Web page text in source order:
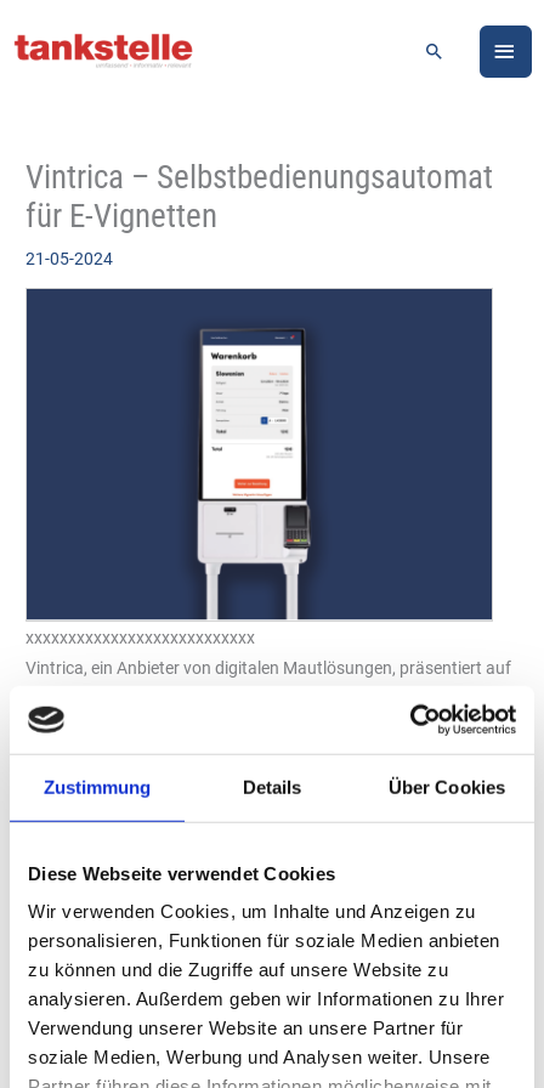
Zustimmung Details Über Cookies
Diese Webseite verwendet Cookies
Wir verwenden Cookies, um Inhalte und Anzeigen zu
personalisieren, Funktionen für soziale Medien anbieten
zu können und die Zugriffe auf unsere Website zu
analysieren. Außerdem geben wir Informationen zu Ihrer
Verwendung unserer Website an unsere Partner für
soziale Medien, Werbung und Analysen weiter. Unsere
Inhalt
Suchen
Vintrica – Selbstbedienungsautomat
für E-Vignetten
21-05-2024
xxxxxxxxxxxxxxxxxxxxxxxxxxx
Vintrica, ein Anbieter von digitalen Mautlösungen, präsentiert auf
Vignette Self-Service Kiosk zum Kauf von E-Vignetten. Als Maut-
Portal für Europas Autobahnen erweitert Vintrica damit die
Optionen für Autofahrer zum Entrichten der Gebühren.
Traditionelle Klebevignetten, die üblicherweise kurz vor
Autobahnen – büßen dadurch Kundschaft ein. Der neue Vintrica
E-Vignette Kiosk will zeigen, wie Tankstellen von der
Digitalisierung der Mautsysteme profitieren können: Am
Selbstbedienungs-Terminal sollen Kunden in nur wenigen Minuten
den Kaufprozess von digitalen Vignetten vor Ort abwickeln
können: von der Auswahl am Touchscreen, der kontaktlosen